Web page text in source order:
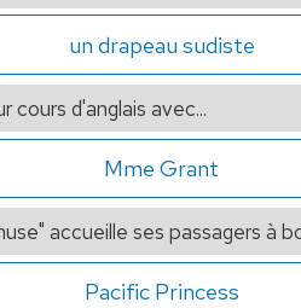
un drapeau sudiste
cours d'anglais avec...
Mme Grant
accueille ses passagers à
Pacific Princess